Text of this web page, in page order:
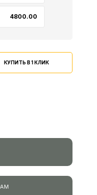
КУПИТЬ В 1 КЛИК